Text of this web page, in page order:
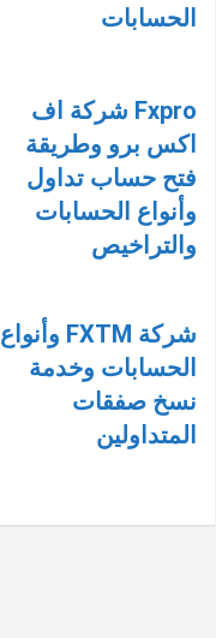
الحسابات
Fxpro شركة اف
اكس برو وطريقة
فتح حساب تداول
وأنواع الحسابات
والتراخيص
شركة FXTM وأنواع
الحسابات وخدمة
نسخ صفقات
المتداولين